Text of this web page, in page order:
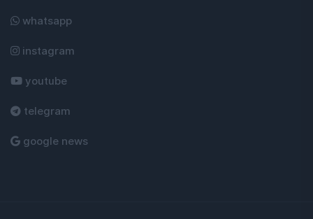
whatsapp
instagram
youtube
telegram
google news